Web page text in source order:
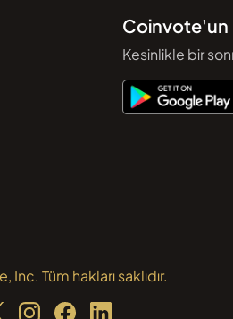
Coinvote'un
Kesinlikle bir
Tüm hakları saklıdır.